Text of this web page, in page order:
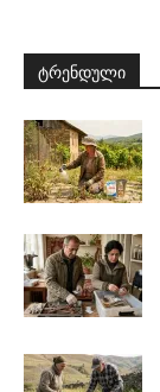
ტრენდული